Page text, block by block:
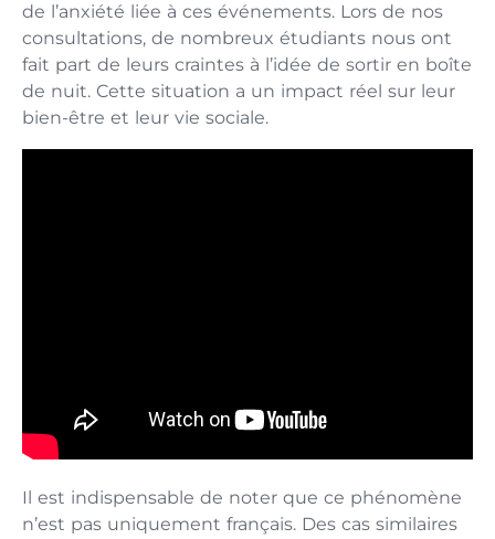
de l’anxiété liée à ces événements. Lors de nos
consultations, de nombreux étudiants nous ont
fait part de leurs craintes à l’idée de sortir en boîte
de nuit. Cette situation a un impact réel sur leur
bien-être et leur vie sociale.
Il est indispensable de noter que ce phénomène
n’est pas uniquement français. Des cas similaires